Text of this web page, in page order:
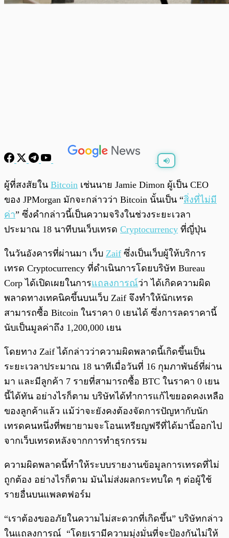
พร้อมเล่น 0:00
ผู้ที่สงสัยใน Bitcoin เช่นนาย Jamie Dimon ผู้เป็น CEO
ของ JPMorgan มักจะกล่าวว่า Bitcoin นั้นเป็น “สิ่งที่ไม่มี
ค่า” ซึ่งคำกล่าวนี้เป็นความจริงในช่วงระยะเวลา
ประมาณ 18 นาทีบนเว็บเทรด Cryptocurrency ที่ญี่ปุ่น
ในวันอังคารที่ผ่านมา เว็บ Zaif ซึ่งเป็นเว็บผู้ให้บริการ
เทรด Cryptocurrency ที่ดำเนินการโดยบริษัท Bureau
Corp ได้เปิดเผยในการแถลงการณ์ว่า ได้เกิดความผิด
พลาดทางเทคนิคขึ้นบนเว็บ Zaif จึงทำให้นักเทรด
สามารถซื้อ Bitcoin ในราคา 0 เยนได้ ซึ่งการลดราคานี้
นับเป็นมูลค่าถึง 1,200,000 เยน
โดยทาง Zaif ได้กล่าวว่าความผิดพลาดนี้เกิดขึ้นเป็น
ระยะเวลาประมาณ 18 นาทีเมื่อวันที่ 16 กุมภาพันธ์ที่ผ่าน
มา และมีลูกค้า 7 รายที่สามารถซื้อ BTC ในราคา 0 เยน
นี้ได้ทัน อย่างไรก็ตาม บริษัทได้ทำการแก้ไขยอดคงเหลือ
ของลูกค้าแล้ว แม้ว่าจะยังคงต้องจัดการปัญหากับนัก
เทรดคนหนึ่งที่พยายามจะโอนเหรียญฟรีที่ได้มานี้ออกไป
จากเว็บเทรดหลังจากการทำธุรกรรม
ความผิดพลาดนี้ทำให้ระบบรายงานข้อมูลการเทรดที่ไม่
ถูกต้อง อย่างไรก็ตาม มันไม่ส่งผลกระทบใด ๆ ต่อผู้ใช้
รายอื่นบนแพลตฟอร์ม
“เราต้องขออภัยในความไม่สะดวกที่เกิดขึ้น” บริษัทกล่าว
ในแถลงการณ์ “โดยเรามีความมุ่งมั่นที่จะป้องกันไม่ให้